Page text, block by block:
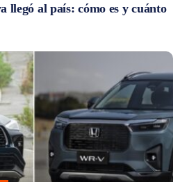
llegó al país: cómo es y cuánto